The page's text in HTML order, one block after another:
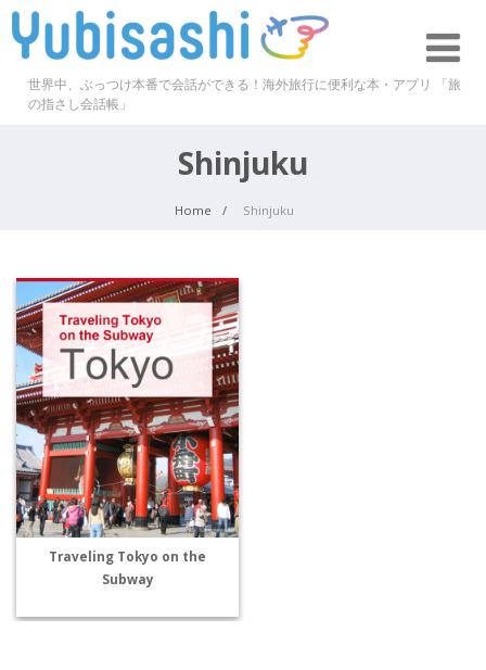
世界中、ぶっつけ本番で会話ができる！海外旅行に便利な本・アプリ 「旅
の指さし会話帳」
Shinjuku
Home Shinjuku
Traveling Tokyo on the
Subway